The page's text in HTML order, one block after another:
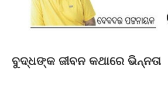
ବୁଦ୍ଧଙ୍କ ଜୀବନ କଥାରେ ଭିନ୍ନତା